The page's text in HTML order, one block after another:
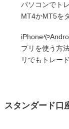
パソコンでト
MT4かMT5を
iPhoneや
プリを使う方
リでもトレー
スタンダード口